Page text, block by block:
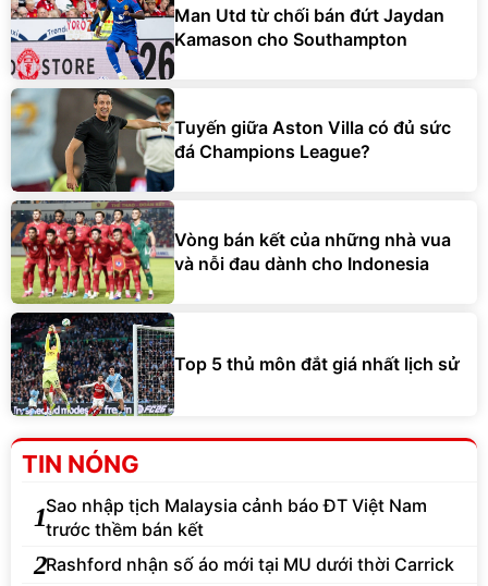
Man Utd từ chối bán đứt Jaydan
Kamason cho Southampton
Tuyến giữa Aston Villa có đủ sức
đá Champions League?
Vòng bán kết của những nhà vua
và nỗi đau dành cho Indonesia
Top 5 thủ môn đắt giá nhất lịch sử
TIN NÓNG
1Sao nhập tịch Malaysia cảnh báo ĐT Việt Nam
trước thềm bán kết
2Rashford nhận số áo mới tại MU dưới thời Carrick